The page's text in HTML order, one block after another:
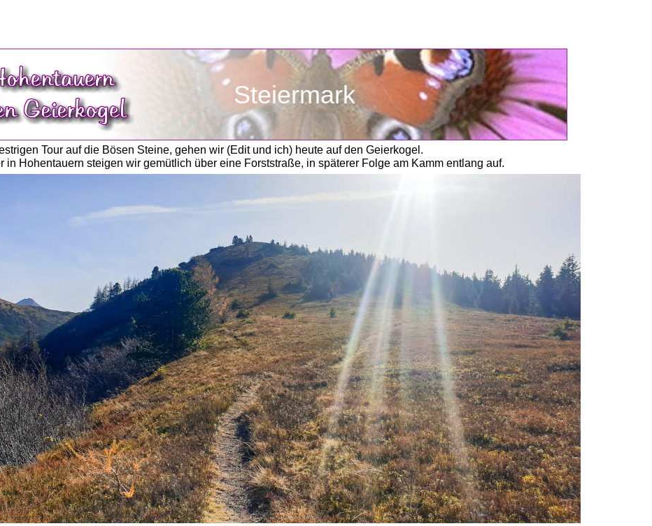
Tour auf die Bösen Steine, gehen wir (Edit und ich) heute auf den Geierkogel.
in Hohentauern steigen wir gemütlich über eine Forststraße, in späterer Folge am Kamm entlang auf.
Steiermark